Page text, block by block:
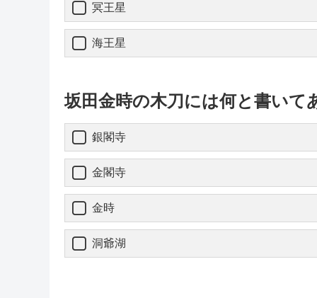
冥王星
海王星
坂田金時の木刀には何と書いて
銀閣寺
金閣寺
金時
洞爺湖